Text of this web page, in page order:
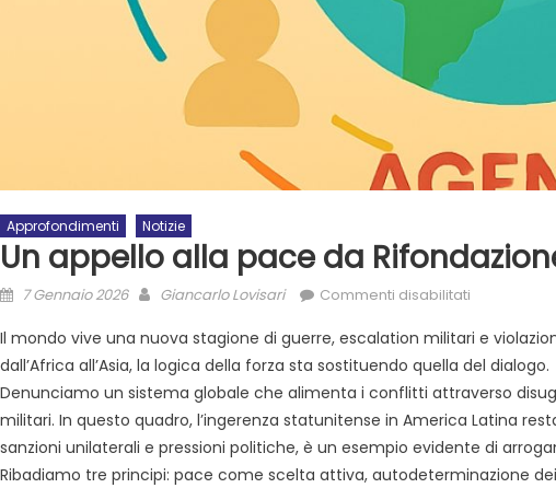
Approfondimenti Notizie
Un appello alla pace da
7 Gennaio 2026 Giancarlo Lovisari Commenti disabilitati
Il mondo vive una nuova stagione di guerre, escalation militari e
dall’Africa all’Asia, la logica della forza sta sostituendo quella del dialogo.
Denunciamo un sistema globale che alimenta i conflitti attraverso
militari. In questo quadro, l’ingerenza statunitense in America Latina
sanzioni unilaterali e pressioni politiche, è un esempio evidente di
Ribadiamo tre principi: pace come scelta attiva, autodeterminazione